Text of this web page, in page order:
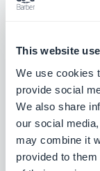
This website
We use cookies
provide social
We also share
our social
may combine it
provided to